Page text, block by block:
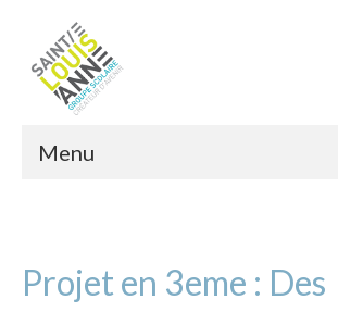
Menu
Projet en 3eme : Des